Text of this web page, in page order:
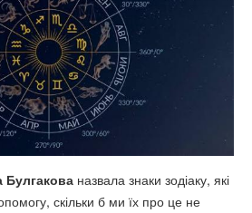
назвала знаки зодіаку, які
скільки б ми їх про це не